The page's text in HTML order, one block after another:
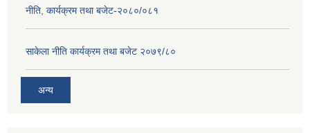
नीति, कार्यक्रम तथा बजेट-२०८०/०८१
साकेला नीति कार्यक्रम तथा बजेट २०७९/८०
अन्य